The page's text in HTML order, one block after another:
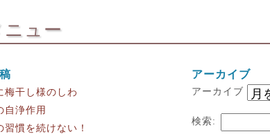
ニュー
梅干し様のしわ
自浄作用
習慣を続けない！
アーカイブ
アーカイブ
検索: